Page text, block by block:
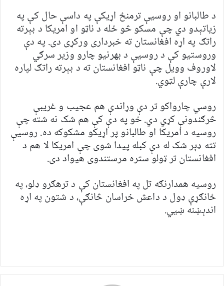
د طالبانو او روسیې ترمنځ اړیکې په داسې حال کې په
زیاتېدو دي چې مسکو څو ځله د ناټو او امریکا د بېرته
راتګ په اړه افغانستان ته خبرداری ورکړی دی. په دې
وروستیو کې د روسیې د بهرنیو چارو وزیر سرګي
لاوروف وویل چې ناټو افغانستان ته د بېرته راتګ لپاره
لارې چارې لټوي.
روسي چارواکو تر دې وړاندې هم عجیب و غریبې
څرګندونې کړي دي. خو په دې کې هم شک نه شته چې
روسیه د امریکا او طالبانو پر اړیکو مشکوکه ده. روسیې
تته ډېر شک له دې کبله پیدا شوی چې امریکا لا هم د
افغانستان تر ټولو ستره مرستندوی هیواد دی.
روسیه همدارنګه تل په افغانستان کې د ترهګرو ډلو، په
ځانګړې ډول د داعش خراسان څانګې، د شتون په اړه
اندېښنه ښيي.